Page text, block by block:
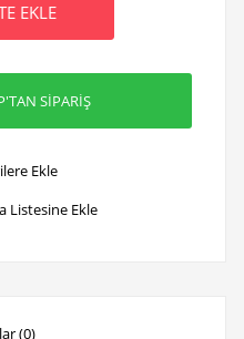
EKLE
SİPARİŞ
Ekle
Listesine Ekle
(0)